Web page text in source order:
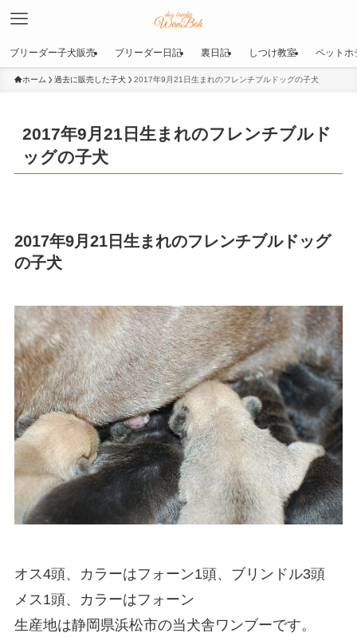
ブリーダー子犬販売 ブリーダー日記 裏日記 しつけ教室 ペットホ
ホーム 過去に販売した子犬 2017年9月21日生まれのフレンチブルドッグの子犬
2017年9月21日生まれのフレンチブルド
ッグの子犬
2017年9月21日生まれのフレンチブルドッグ
の子犬
オス4頭、カラーはフォーン1頭、ブリンドル3頭
メス1頭、カラーはフォーン
生産地は静岡県浜松市の当犬舎ワンブーです。